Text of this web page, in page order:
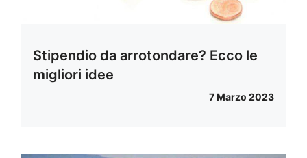
Stipendio da arrotondare? Ecco le
migliori idee
7 Marzo 2023